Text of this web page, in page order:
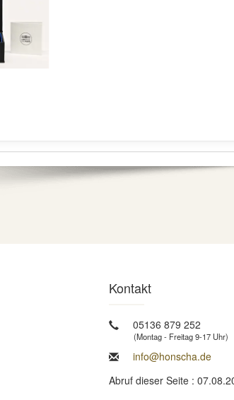
Kontakt
05136 879 252
(Montag - Freitag 9-17 Uhr)
info@honscha.de
Abruf dieser Seite :